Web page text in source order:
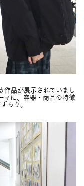
品が展示されていまし
マに、容器・商品の特徴
らり。